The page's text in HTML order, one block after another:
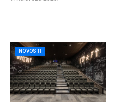
NOVOSTI